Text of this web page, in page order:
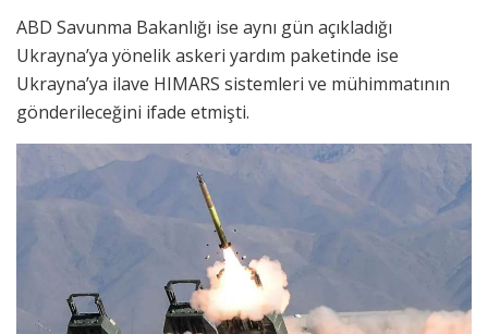
ABD Savunma Bakanlığı ise aynı gün açıkladığı
Ukrayna’ya yönelik askeri yardım paketinde ise
Ukrayna’ya ilave HIMARS sistemleri ve mühimmatının
gönderileceğini ifade etmişti.